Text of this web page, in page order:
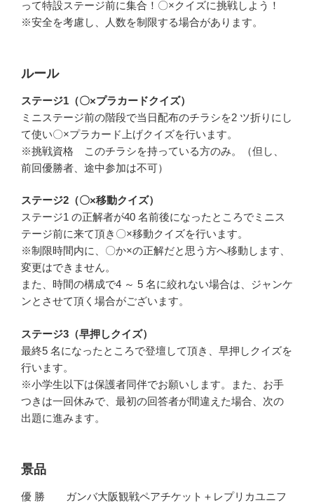
って特設ステージ前に集合！〇×クイズに挑戦しよう！
※安全を考慮し、人数を制限する場合があります。
ルール
ステージ1（〇×プラカードクイズ）
ミニステージ前の階段で当日配布のチラシを2 ツ折りにし
て使い〇×プラカード上げクイズを行います。
※挑戦資格 このチラシを持っている方のみ。（但し、
前回優勝者、途中参加は不可）
ステージ2（〇×移動クイズ）
ステージ1 の正解者が40 名前後になったところでミニス
テージ前に来て頂き〇×移動クイズを行います。
※制限時間内に、〇か×の正解だと思う方へ移動します、
変更はできません。
また、時間の構成で4 ～ 5 名に絞れない場合は、ジャンケ
ンとさせて頂く場合がございます。
ステージ3（早押しクイズ）
最終5 名になったところで登壇して頂き、早押しクイズを
行います。
※小学生以下は保護者同伴でお願いします。また、お手
つきは一回休みで、最初の回答者が間違えた場合、次の
出題に進みます。
景品
優 勝 ガンバ大阪観戦ペアチケット＋レプリカユニフ